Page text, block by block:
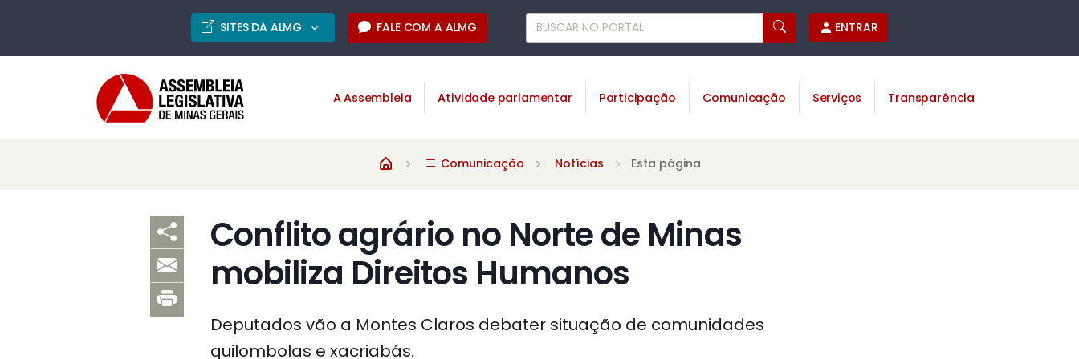
SITES DA ALMG FALE COM A ALMG ENTRAR
A Assembleia Atividade parlamentar Participação Comunicação Serviços Transparência
Comunicação Notícias Esta página
Conflito agrário no Norte de Minas
mobiliza Direitos Humanos
Deputados vão a Montes Claros debater situação de comunidades
quilombolas e xacriabás.